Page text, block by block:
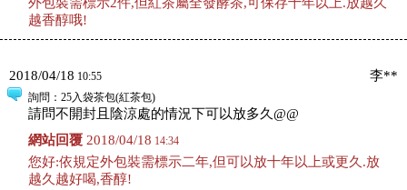
外包裝需標示2件,但紅茶屬全發酵茶,可保存十年以上.放越久
越香醇哦!
2018/04/18 10:55 李**
詢問 ：25入袋茶包(紅茶包)
請問不開封且陰涼處的情況下可以放多久@@
網站回覆2018/04/18 14:34
您好:依規定外包裝需標示二年,但可以放十年以上或更久.放
越久越好喝,香醇!